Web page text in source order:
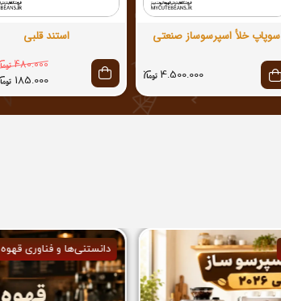
سوپاپ خلأ اسپرسوساز صنعتی
4.500.000
استند قلبی
480.000
185.000
دانستنی‌ها و فناوری قهوه